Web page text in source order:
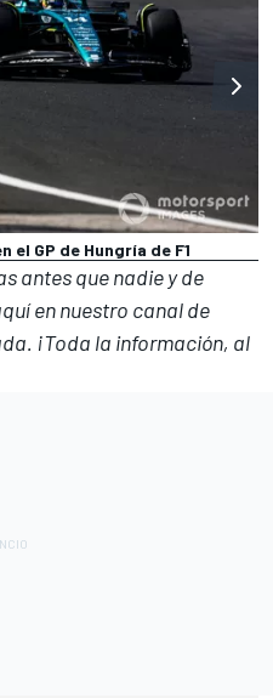
GP de Hungría de F1
antes que nadie y de
en nuestro canal de
¡Toda la información, al